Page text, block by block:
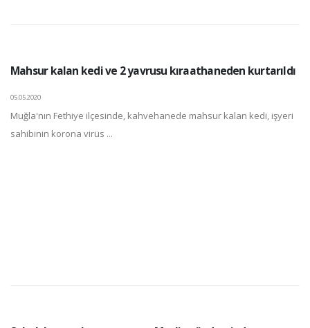
Mahsur kalan kedi ve 2 yavrusu kıraathaneden kurtarıldı
05.05.2020
Muğla'nın Fethiye ilçesinde, kahvehanede mahsur kalan kedi, işyeri
sahibinin korona virüs ...